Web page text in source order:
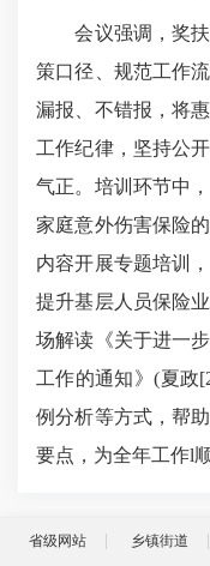
会议强调，奖扶
策口径、规范工作
漏报、不错报，将
工作纪律，坚持公
气正。培训环节中
家庭意外伤害保险
内容开展专题培训
提升基层人员保险
场解读《关于进一
工作的通知》(夏政
例分析等方式，帮
要点，为全年工作l
省级网站 乡镇街道